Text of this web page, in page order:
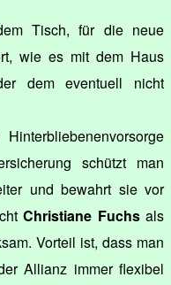
Tisch, für die neue
wie es mit dem Haus
dem eventuell nicht
schützt man
und bewahrt sie vor
Christiane Fuchsals
Vorteil ist, dass man
Allianz immer flexibel